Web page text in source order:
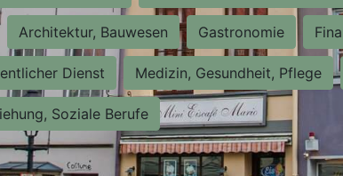
Architektur, Bauwesen Gastronomie
Dienst Medizin, Gesundheit, Pflege
Soziale Berufe